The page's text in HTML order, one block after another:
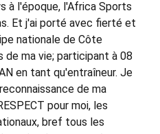
à l'époque, l'Africa Sports
Et j'ai porté avec fierté et
nationale de Côte
de ma vie; participant à 08
en tant qu'entraîneur. Je
de ma
pour moi, les
bref tous les